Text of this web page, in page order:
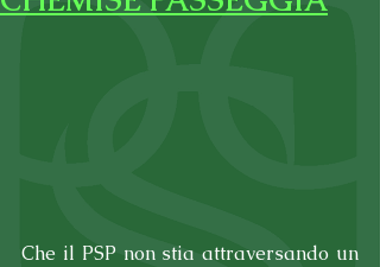
Che il PSP non stia attraversando un